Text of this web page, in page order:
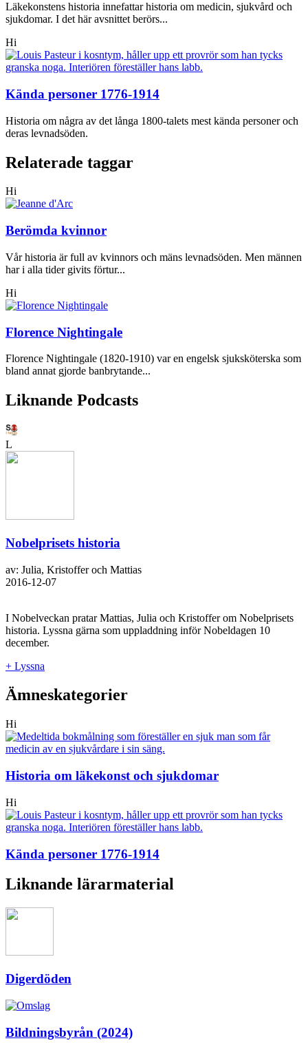
Läkekonstens historia innefattar historia om medicin, sjukvård och
sjukdomar. I det här avsnittet berörs...
Hi
Kända personer 1776-1914
Historia om några av det långa 1800-talets mest kända personer och
deras levnadsöden.
Relaterade taggar
Hi
Berömda kvinnor
Vår historia är full av kvinnors och mäns levnadsöden. Men männen
har i alla tider givits förtur...
Hi
Florence Nightingale
Florence Nightingale (1820-1910) var en engelsk sjuksköterska som
bland annat gjorde banbrytande...
Liknande Podcasts
L
Nobelprisets historia
av: Julia, Kristoffer och Mattias
2016-12-07
I Nobelveckan pratar Mattias, Julia och Kristoffer om Nobelprisets
historia. Lyssna gärna som uppladdning inför Nobeldagen 10
december.
+ Lyssna
Ämneskategorier
Hi
Historia om läkekonst och sjukdomar
Hi
Kända personer 1776-1914
Liknande lärarmaterial
Digerdöden
Bildningsbyrån (2024)